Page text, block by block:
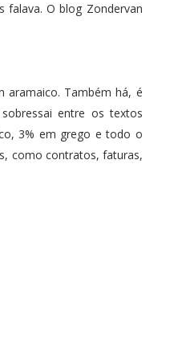
falava. O blog Zondervan
aramaico. Também há, é
entre os textos
3% em grego e todo o
como contratos, faturas,